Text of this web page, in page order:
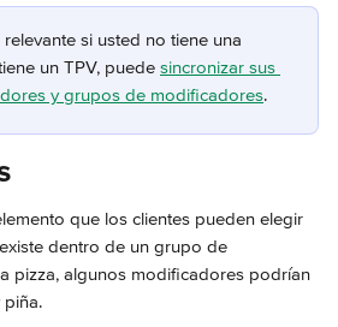
si usted no tiene una
un TPV, puede sincronizar sus
y grupos de modificadores.
que los clientes pueden elegir
dentro de un grupo de
pizza, algunos modificadores podrían